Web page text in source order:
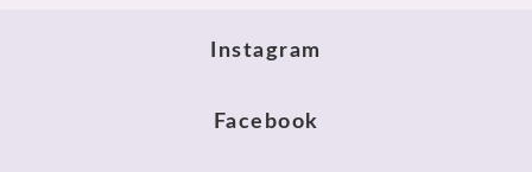
Instagram
Facebook